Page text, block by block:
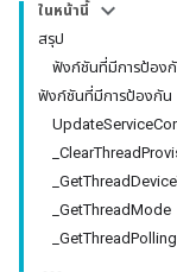
ในหน้านี้
สรุป
ฟังก์ชันที่มีการป้อง
ฟังก์ชันที่มีการป้องกัน
_GetThreadMode